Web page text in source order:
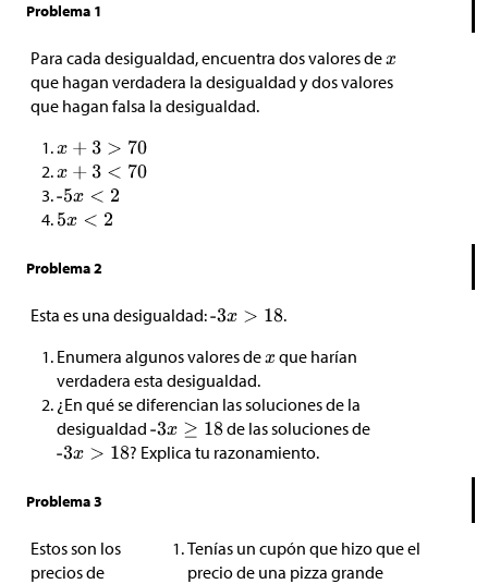
Problema 1
Para cada desigualdad, encuentra dos valores de
que hagan verdadera la desigualdad y dos valores
que hagan falsa la desigualdad.
Problema 2
Esta es una desigualdad:
.
Enumera algunos valores de
que harían
verdadera esta desigualdad.
¿En qué se diferencian las soluciones de la
desigualdad
de las soluciones de
? Explica tu razonamiento.
Problema 3
Estos son los
precios de
Tenías un cupón que hizo que el
precio de una pizza grande